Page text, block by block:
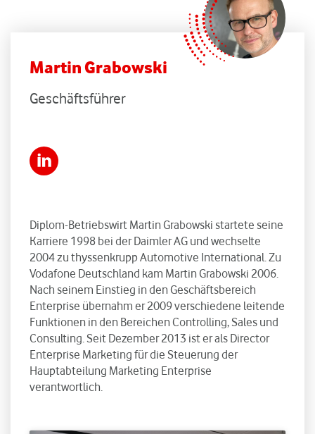
Martin Grabowski
Geschäftsführer
Diplom-Betriebswirt Martin Grabowski startete seine
Karriere 1998 bei der Daimler AG und wechselte
2004 zu thyssenkrupp Automotive International. Zu
Vodafone Deutschland kam Martin Grabowski 2006.
Nach seinem Einstieg in den Geschäftsbereich
Enterprise übernahm er 2009 verschiedene leitende
Funktionen in den Bereichen Controlling, Sales und
Consulting. Seit Dezember 2013 ist er als Director
Enterprise Marketing für die Steuerung der
Hauptabteilung Marketing Enterprise
verantwortlich.